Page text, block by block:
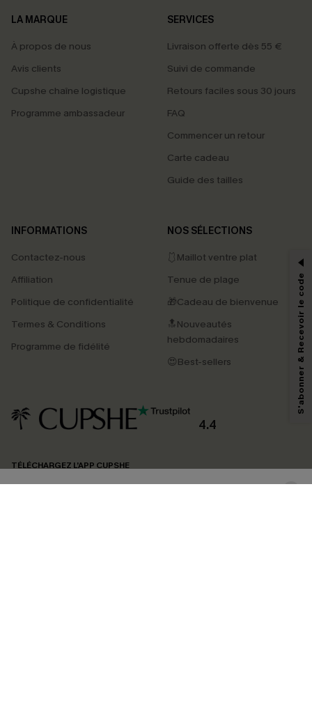
LA MARQUE
À propos de nous
Avis clients
Cupshe chaîne logistique
Programme ambassadeur
SERVICES
Livraison offerte dès 55 €
Suivi de commande
Retours faciles sous 30 jours
FAQ
Commencer un retour
Carte cadeau
Guide des tailles
INFORMATIONS
Contactez-nous
Affiliation
Politique de confidentialité
Termes & Conditions
Programme de fidélité
NOS SÉLECTIONS
🩱Maillot ventre plat
Tenue de plage
🎁Cadeau de bienvenue
🔝Nouveautés
hebdomadaires
😍Best-sellers
4.4
TÉLÉCHARGEZ L’APP CUPSHE
PROFITEZ DE -15%
-15% dès 2 Achetés par E-mail
En soumettant votre adresse e-mail, vous acceptez de recevoir des e-mails
marketing (y compris du contenu généré par l'IA) de Cupshe et
reconnaissez avoir pris connaissance de nos
pouvons utiliser les données collectées sur notre site ainsi que des
produits susceptibles de vous intéresser, conformément à notre
Politique de
confidentialité
. Vous pouvez vous désabonner à tout moment.
S'abonner & Recevoir le code